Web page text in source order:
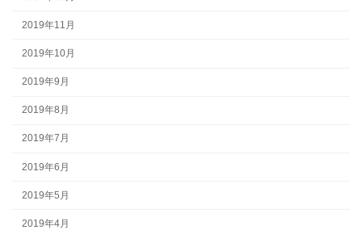
2019年11月
2019年10月
2019年9月
2019年8月
2019年7月
2019年6月
2019年5月
2019年4月